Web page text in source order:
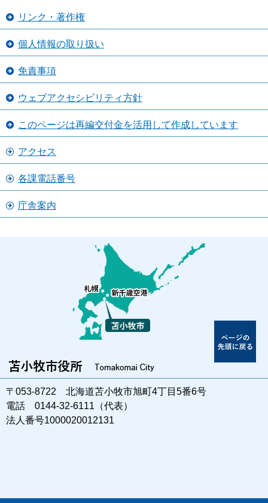
リンク・著作権
個人情報の取り扱い
免責事項
ウェブアクセシビリティ方針
このページは再編交付金を活用して作成しています
アクセス
各課電話番号
庁舎案内
〒053-8722 北海道苫小牧市旭町4丁目5番6号
電話 0144-32-6111（代表）
法人番号1000020012131